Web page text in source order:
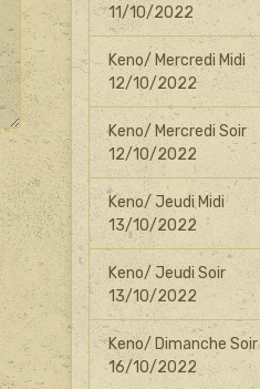
11/10/2022
Keno/ Mercredi Midi
12/10/2022
Keno/ Mercredi Soir
12/10/2022
Keno/ Jeudi Midi
13/10/2022
Keno/ Jeudi Soir
13/10/2022
Keno/ Dimanche Soir
16/10/2022